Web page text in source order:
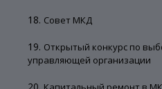
18. Совет МКД
19. Открытый конкурс по
управляющей организации